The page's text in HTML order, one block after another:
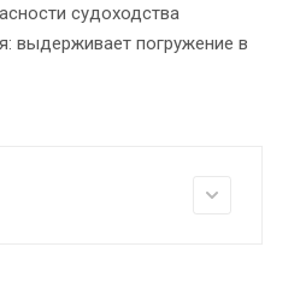
судоходства
выдерживает погружение в